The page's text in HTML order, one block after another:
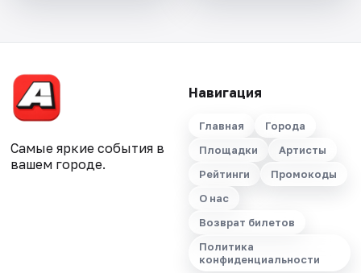
Самые яркие события в
вашем городе.
Навигация
Главная
Города
Площадки
Артисты
Рейтинги
Промокоды
О нас
Возврат билетов
Политика
конфиденциальности